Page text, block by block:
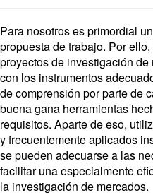
Para nosotros es primordial
propuesta de trabajo. Por
proyectos de investigación
con los instrumentos
de comprensión por parte de
buena gana herramientas
requisitos. Aparte de eso,
y frecuentemente aplicados
se pueden adecuarse a las
facilitar una especialmente
la investigación de mercados.